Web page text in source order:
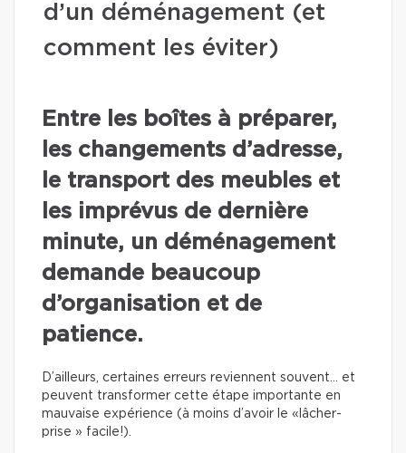
d’un déménagement (et
comment les éviter)
Entre les boîtes à préparer,
les changements d’adresse,
le transport des meubles et
les imprévus de dernière
minute, un déménagement
demande beaucoup
d’organisation et de
patience.
D’ailleurs, certaines erreurs reviennent souvent… et
peuvent transformer cette étape importante en
mauvaise expérience (à moins d’avoir le «lâcher-
prise » facile!).